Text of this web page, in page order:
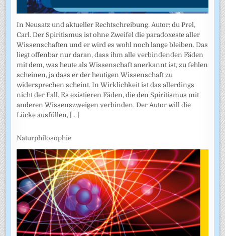
In Neusatz und aktueller Rechtschreibung. Autor: du Prel,
Carl. Der Spiritismus ist ohne Zweifel die paradoxeste aller
Wissenschaften und er wird es wohl noch lange bleiben. Das
liegt offenbar nur daran, dass ihm alle verbindenden Fäden
mit dem, was heute als Wissenschaft anerkannt ist, zu fehlen
scheinen, ja dass er der heutigen Wissenschaft zu
widersprechen scheint. In Wirklichkeit ist das allerdings
nicht der Fall. Es existieren Fäden, die den Spiritismus mit
anderen Wissenszweigen verbinden. Der Autor will die
Lücke ausfüllen, [...]
Naturphilosophie